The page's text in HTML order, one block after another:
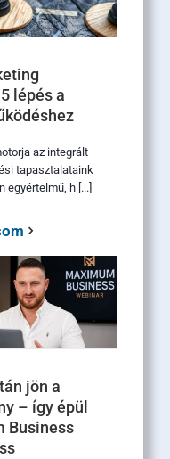
lépés a
az integrált
tapasztalataink
h [...]
jön a
– így épül
Business